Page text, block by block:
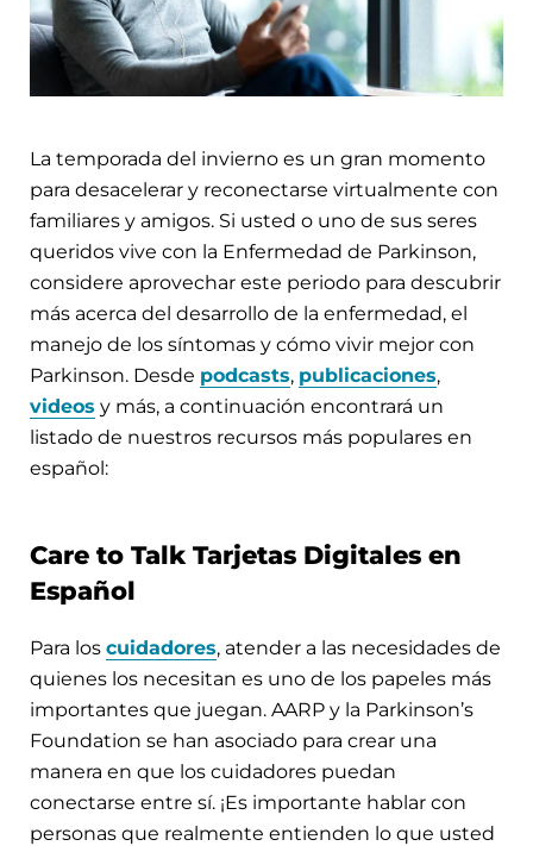
La temporada del invierno es un gran momento
para desacelerar y reconectarse virtualmente con
familiares y amigos. Si usted o uno de sus seres
queridos vive con la Enfermedad de Parkinson,
considere aprovechar este periodo para descubrir
más acerca del desarrollo de la enfermedad, el
manejo de los síntomas y cómo vivir mejor con
Parkinson. Desde podcasts, publicaciones,
videos y más, a continuación encontrará un
listado de nuestros recursos más populares en
español:
Care to Talk Tarjetas Digitales en
Español
Para los cuidadores, atender a las necesidades de
quienes los necesitan es uno de los papeles más
importantes que juegan. AARP y la Parkinson’s
Foundation se han asociado para crear una
manera en que los cuidadores puedan
conectarse entre sí. ¡Es importante hablar con
personas que realmente entienden lo que usted